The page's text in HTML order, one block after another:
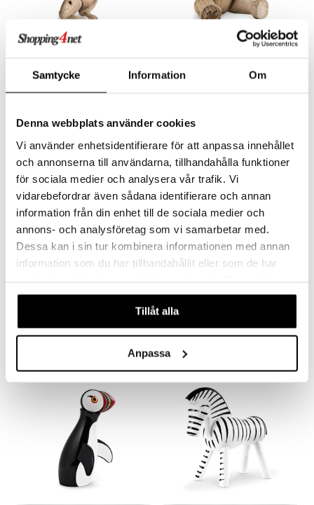
Samtycke Information Om
Denna webbplats använder cookies
Vi använder enhetsidentifierare för att anpassa innehållet
och annonserna till användarna, tillhandahålla funktioner
för sociala medier och analysera vår trafik. Vi
vidarebefordrar även sådana identifierare och annan
information från din enhet till de sociala medier och
annons- och analysföretag som vi samarbetar med.
Dessa kan i sin tur kombinera informationen med annan
information som du har tillhandahållit eller som de har
våra cookies vid fortsatt användande av vår webbplats.
Tillåt alla
Anpassa
72 €
KAY BOJESEN
25,90 €
KAY BOJESEN
81,90 €